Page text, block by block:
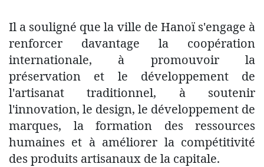
Il a souligné que la ville de Hanoï s'engage à
renforcer davantage la coopération
internationale, à promouvoir la
préservation et le développement de
l'artisanat traditionnel, à soutenir
l'innovation, le design, le développement de
marques, la formation des ressources
humaines et à améliorer la compétitivité
des produits artisanaux de la capitale.